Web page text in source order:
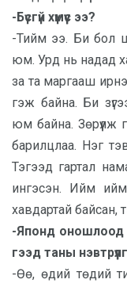
-Бүсгүй хүмүүс ээ?
-Тийм ээ. Би бол
юм. Урд нь надад
за та маргааш
гэж байна. Би
юм байна. Зөрүүлж
барилцлаа. Нэг
Тэгээд гартал
ингэсэн. Ийм
хавдартай байсан,
-Японд оношлоод
гээд таны
-Өө, өдий төдий